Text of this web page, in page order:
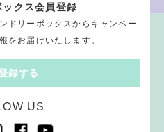
ックス会員登録
ドリーボックスからキャンペー
をお届けいたします。
録する
US